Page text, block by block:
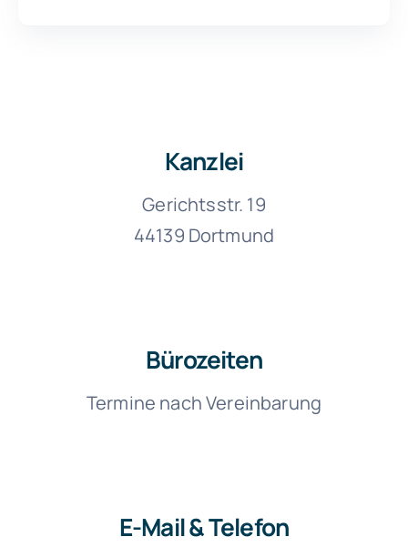
Kanzlei
Gerichtsstr. 19
44139 Dortmund
Bürozeiten
Termine nach Vereinbarung
E-Mail & Telefon